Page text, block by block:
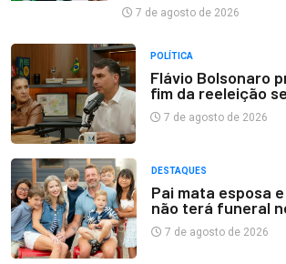
7 de agosto de 2026
POLÍTICA
Flávio Bolsonaro
fim da reeleição
7 de agosto de 2026
DESTAQUES
Pai mata esposa
não terá funeral
7 de agosto de 2026